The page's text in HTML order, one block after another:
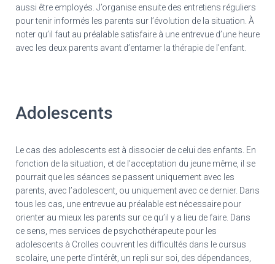
aussi être employés. J’organise ensuite des entretiens réguliers
pour tenir informés les parents sur l’évolution de la situation. À
noter qu’il faut au préalable satisfaire à une entrevue d’une heure
avec les deux parents avant d’entamer la thérapie de l’enfant.
Adolescents
Le cas des adolescents est à dissocier de celui des enfants. En
fonction de la situation, et de l’acceptation du jeune même, il se
pourrait que les séances se passent uniquement avec les
parents, avec l’adolescent, ou uniquement avec ce dernier. Dans
tous les cas, une entrevue au préalable est nécessaire pour
orienter au mieux les parents sur ce qu’il y a lieu de faire. Dans
ce sens, mes services de psychothérapeute pour les
adolescents à Crolles couvrent les difficultés dans le cursus
scolaire, une perte d’intérêt, un repli sur soi, des dépendances,